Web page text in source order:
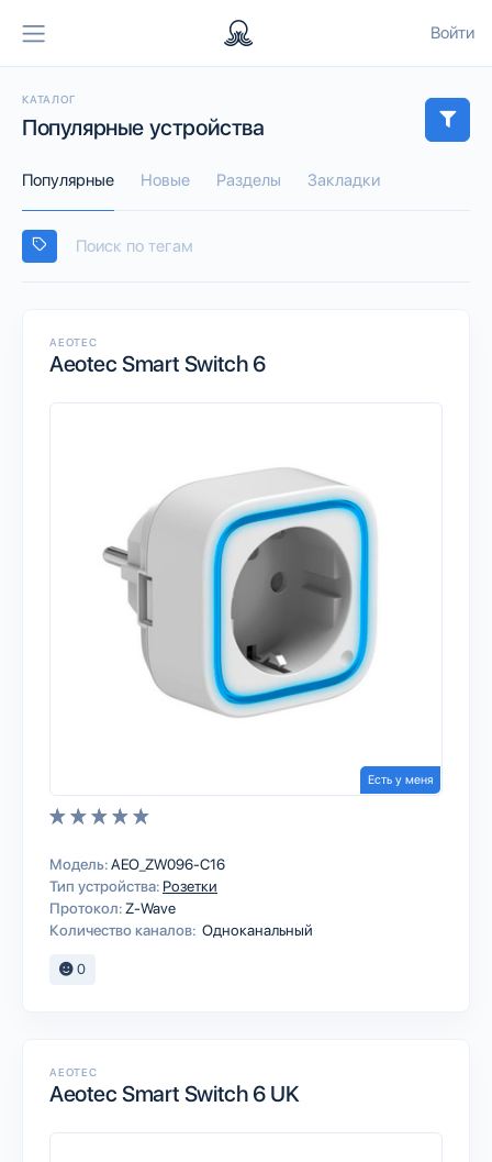
Войти
КАТАЛОГ
Популярные устройства
Популярные Новые Разделы Закладки
AEOTEC
Aeotec Smart Switch 6
Есть у меня
Модель:AEO_ZW096-C16
Тип устройства: Розетки
Протокол: Z-Wave
Количество каналов: Одноканальный
0
AEOTEC
Aeotec Smart Switch 6 UK